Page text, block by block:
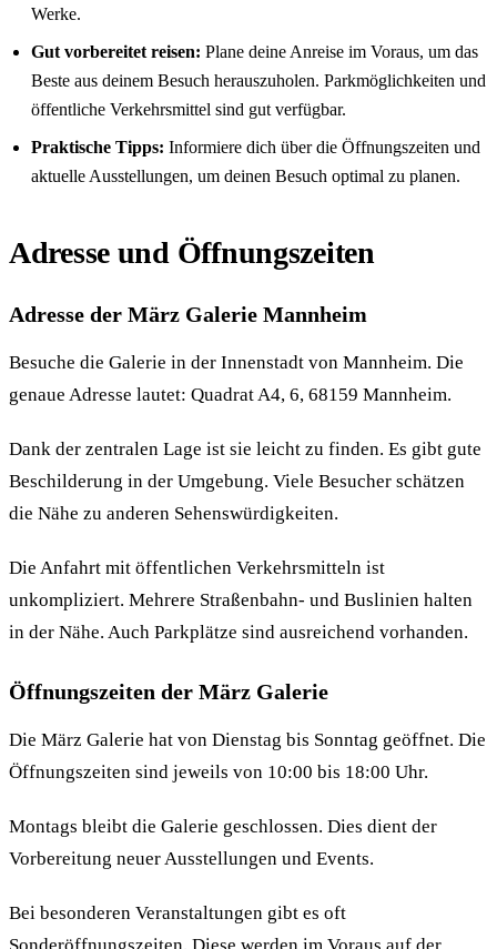
Werke.
Gut vorbereitet reisen: Plane deine Anreise im Voraus, um das
Beste aus deinem Besuch herauszuholen. Parkmöglichkeiten und
öffentliche Verkehrsmittel sind gut verfügbar.
Praktische Tipps: Informiere dich über die Öffnungszeiten und
aktuelle Ausstellungen, um deinen Besuch optimal zu planen.
Adresse und Öffnungszeiten
Adresse der März Galerie Mannheim
Besuche die Galerie in der Innenstadt von Mannheim. Die
genaue Adresse lautet: Quadrat A4, 6, 68159 Mannheim.
Dank der zentralen Lage ist sie leicht zu finden. Es gibt gute
Beschilderung in der Umgebung. Viele Besucher schätzen
die Nähe zu anderen Sehenswürdigkeiten.
Die Anfahrt mit öffentlichen Verkehrsmitteln ist
unkompliziert. Mehrere Straßenbahn- und Buslinien halten
in der Nähe. Auch Parkplätze sind ausreichend vorhanden.
Öffnungszeiten der März Galerie
Die März Galerie hat von Dienstag bis Sonntag geöffnet. Die
Öffnungszeiten sind jeweils von 10:00 bis 18:00 Uhr.
Montags bleibt die Galerie geschlossen. Dies dient der
Vorbereitung neuer Ausstellungen und Events.
Bei besonderen Veranstaltungen gibt es oft